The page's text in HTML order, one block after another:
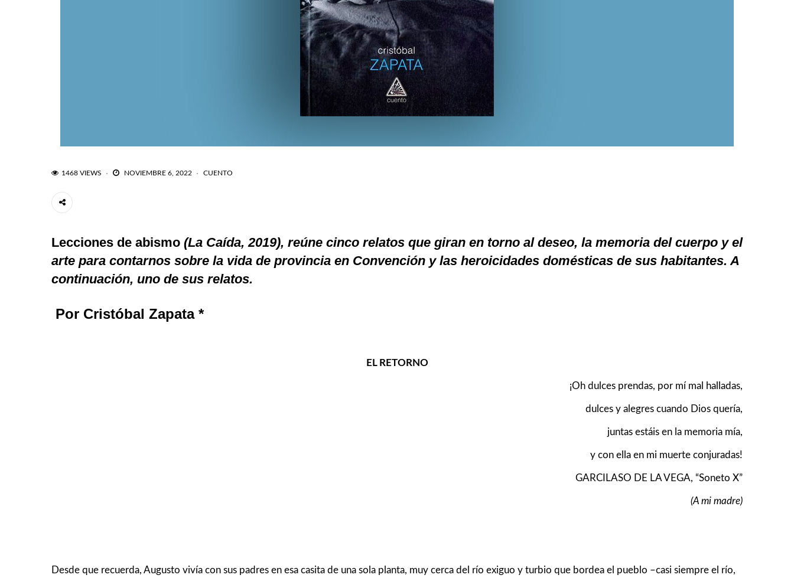
1468 VIEWS NOVIEMBRE 6, 2022 CUENTO
Lecciones de abismo (La Caída, 2019), reúne cinco relatos que giran en torno al deseo, la memoria del cuerpo y el
arte para contarnos sobre la vida de provincia en Convención y las heroicidades domésticas de sus habitantes. A
continuación, uno de sus relatos.
Por Cristóbal Zapata *
EL RETORNO
¡Oh dulces prendas, por mí mal halladas,
dulces y alegres cuando Dios quería,
juntas estáis en la memoria mía,
y con ella en mi muerte conjuradas!
GARCILASO DE LA VEGA, “Soneto X”
(A mi madre)
Desde que recuerda, Augusto vivía con sus padres en esa casita de una sola planta, muy cerca del río exiguo y turbio que bordea el pueblo –casi siempre el río,